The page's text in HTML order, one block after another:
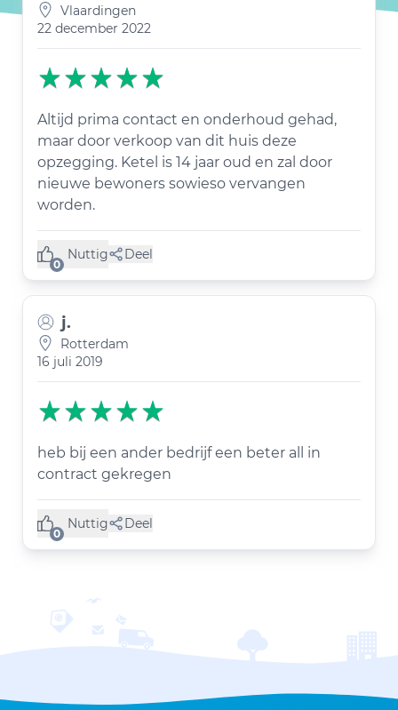
Vlaardingen
22 december 2022
Altijd prima contact en onderhoud gehad,
maar door verkoop van dit huis deze
opzegging. Ketel is 14 jaar oud en zal door
nieuwe bewoners sowieso vervangen
worden.
0
Nuttig
(0 like) Deel
j.
Rotterdam
16 juli 2019
heb bij een ander bedrijf een beter all in
contract gekregen
0
Nuttig
(0 like) Deel